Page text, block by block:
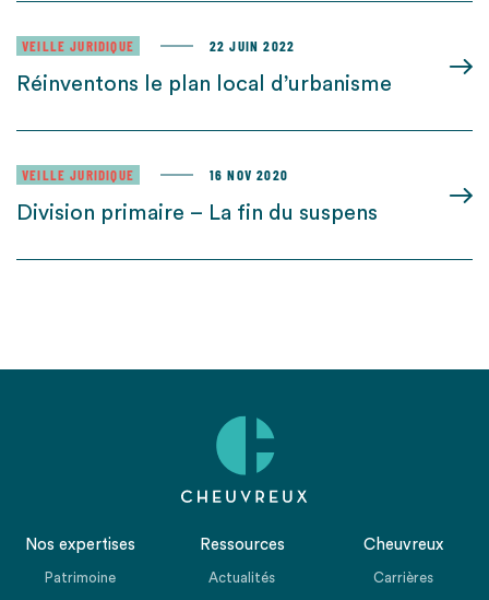
VEILLE JURIDIQUE 22 JUIN 2022
Réinventons le plan local d’urbanisme
VEILLE JURIDIQUE 16 NOV 2020
Division primaire – La fin du suspens
Nos expertises
Patrimoine
Ressources
Actualités
Cheuvreux
Carrières